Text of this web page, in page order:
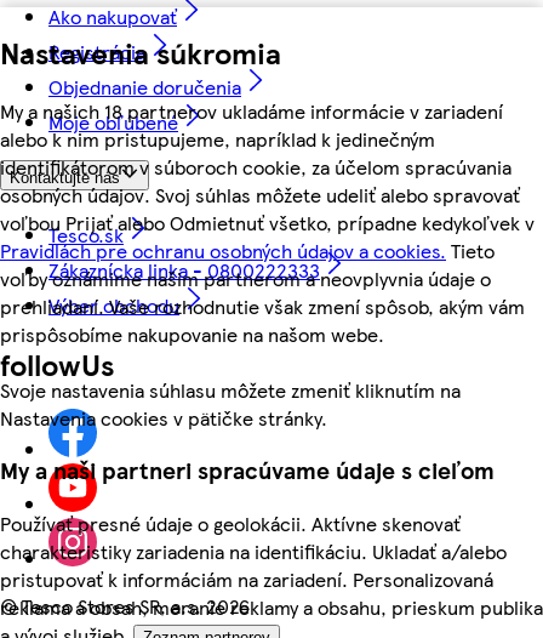
Nastavenia súkromia
My a našich 18 partnerov ukladáme informácie v zariadení
alebo k nim pristupujeme, napríklad k jedinečným
identifikátorom v súboroch cookie, za účelom spracúvania
osobných údajov. Svoj súhlas môžete udeliť alebo spravovať
voľbou Prijať alebo Odmietnuť všetko, prípadne kedykoľvek v
Pravidlách pre ochranu osobných údajov a cookies. Tieto
voľby oznámime našim partnerom a neovplyvnia údaje o
prehliadaní. Vaše rozhodnutie však zmení spôsob, akým vám
prispôsobíme nakupovanie na našom webe.
Svoje nastavenia súhlasu môžete zmeniť kliknutím na
Nastavenia cookies v pätičke stránky.
My a naši partneri spracúvame údaje s cieľom
Používať presné údaje o geolokácii. Aktívne skenovať
charakteristiky zariadenia na identifikáciu. Ukladať a/alebo
pristupovať k informáciám na zariadení. Personalizovaná
reklama a obsah, meranie reklamy a obsahu, prieskum publika
Ako nakupovať
Registrácia
Objednanie doručenia
Moje obľúbené
Kontaktujte nás
Tesco.sk
Zákaznícka linka - 0800222333
Výber obchodu
followUs
©Tesco Stores SR, a.s. 2026